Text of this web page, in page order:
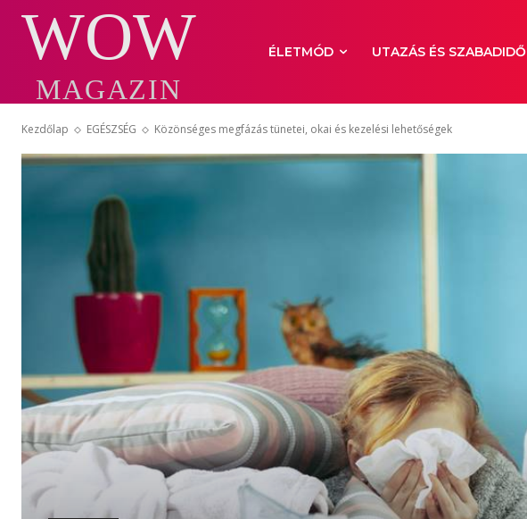
WOW
MAGAZIN
ÉLETMÓD UTAZÁS ÉS SZABADIDŐ
Kezdőlap EGÉSZSÉG Közönséges megfázás tünetei, okai és kezelési lehetőségek